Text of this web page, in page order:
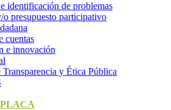
identificación de problemas
o presupuesto participativo​
cuentas
e innovación
Transparencia y Ética Pública